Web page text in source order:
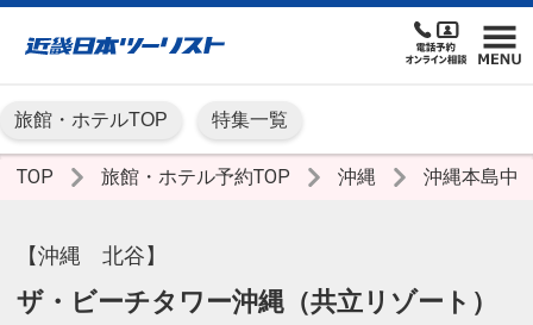
旅館・ホテルTOP 特集一覧
TOP 旅館・ホテル予約TOP 沖縄 沖縄本島中
【沖縄 北谷】
ザ・ビーチタワー沖縄（共立リゾート）